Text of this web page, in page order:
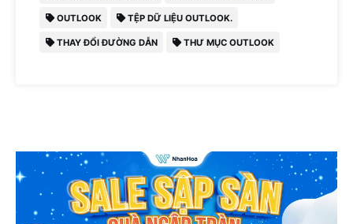
OUTLOOK TỆP DỮ LIỆU OUTLOOK.
THAY ĐỔI ĐƯỜNG DẪN THƯ MỤC OUTLOOK